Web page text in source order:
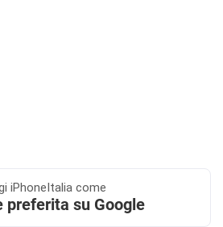
iPhoneItalia come
preferita su Google